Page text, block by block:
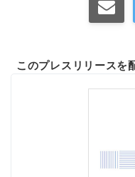
このプレスリリースを